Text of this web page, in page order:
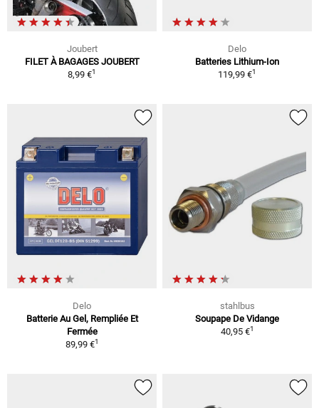
Joubert
FILET À BAGAGES JOUBERT
8,99 €1
Delo
Batteries Lithium-Ion
119,99 €1
Delo
Batterie Au Gel, Rempliée Et
Fermée
89,99 €1
stahlbus
Soupape De Vidange
40,95 €1